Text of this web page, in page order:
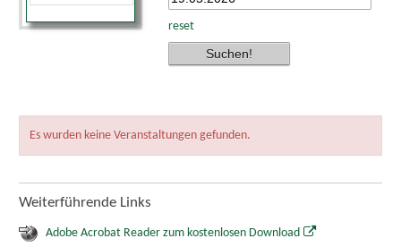
reset
Es wurden keine Veranstaltungen gefunden.
Weiterführende Links
Adobe Acrobat Reader zum kostenlosen Download